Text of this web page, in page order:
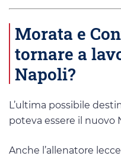
Morata e
tornare a
Napoli?
L’ultima possibile
poteva essere il nuovo
Anche l’allenatore